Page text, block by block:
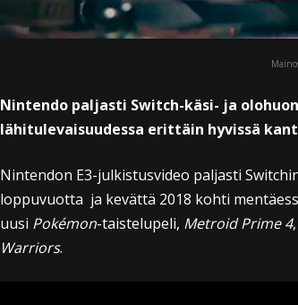
Nintendo paljasti Switch-käsi- ja
lähitulevaisuudessa erittäin hyvissä
Nintendon E3-julkistusvideo paljasti
loppuvuotta ja kevättä 2018 kohti
uusi Pokémon-taistelupeli, Metroid Prime 4
Warriors.